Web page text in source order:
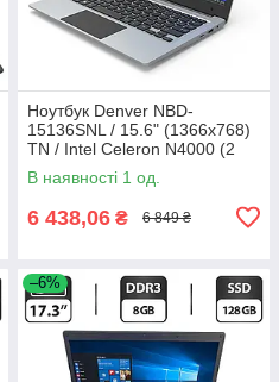
Ноутбук Denver NBD-
15136SNL / 15.6" (1366x768)
TN / Intel Celeron N4000 (2
ядра по 1.1 - 2.6 GHz) / 4 GB
DDR4 / 128 GB SSD M.2 /
В наявності 1 од.
6 438,06 ₴ 6 849 ₴
–6%